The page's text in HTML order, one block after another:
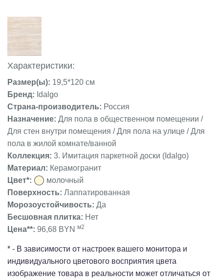
Характеристики:
Размер(ы): 19,5*120 см
Бренд: Idalgo
Страна-производитель: Россия
Назначение: Для пола в общественном помещении /
Для стен внутри помещения / Для пола на улице / Для
пола в жилой комнате/ванной
Коллекция: 3. Имитация паркетной доски (Idalgo)
Материал: Керамогранит
Цвет*:
молочный
Поверхность: Лаппатированная
Морозоустойчивость: Да
Бесшовная плитка: Нет
Цена**: 96,68 BYN м2
* - В зависимости от настроек вашего монитора и
индивидуального цветового восприятия цвета
изображение товара в реальности может отличаться от